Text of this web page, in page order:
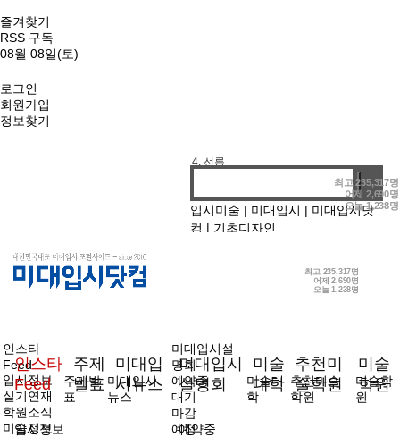
즐겨찾기
RSS 구독
08월 08일(토)
로그인
회원가입
정보찾기
최고235,317명
어제 2,690명
오늘1,238명
4. 선릉
입시미술 | 미대입시 | 미대입시닷
컴 | 기초디자인
최고 235,317명
어제2,690명
오늘1,238명
인스타
Feed
입시정보
주제
발표
미대입
시뉴스
미대입시
설명회
예약중
미술
대학
추천미
술학원
미술
학원
인스타
Feed
입시정보
실기연재
학원소식
미술정보
주제발
표
미대입시
뉴스
미대입시설
명회
예약중
대기
마감
예정
미술대
학
추천미술
학원
미술학
원